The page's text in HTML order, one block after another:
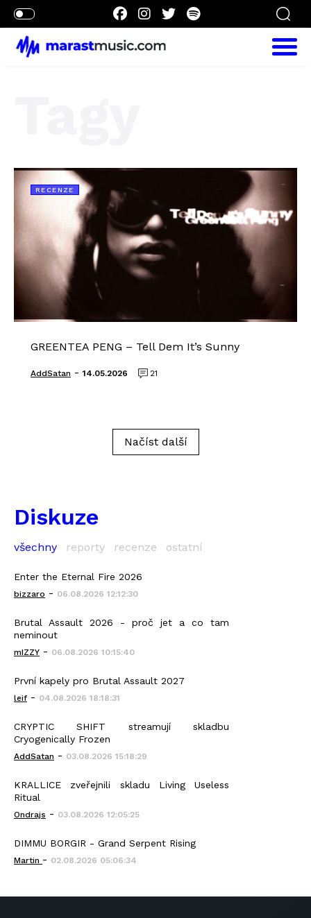
RECENZE
GREENTEA PENG – Tell Dem It’s Sunny
AddSatan - 14.05.2026 21
Načíst další
Diskuze
všechny reporty recenze ostatní
Enter the Eternal Fire 2026
bizzaro - 06.08.2026 12:12:30
Brutal Assault 2026 - proč jet a co tam
neminout
mIZZY - 06.08.2026 10:15:40
První kapely pro Brutal Assault 2027
leif - 04.08.2026 18:18:31
CRYPTIC SHIFT streamují skladbu
Cryogenically Frozen
AddSatan - 03.08.2026 15:18:29
KRALLICE zveřejnili skladu Living Useless
Ritual
Ondrajs - 03.08.2026 12:05:25
DIMMU BORGIR - Grand Serpent Rising
Martin - 02.08.2026 05:06:34